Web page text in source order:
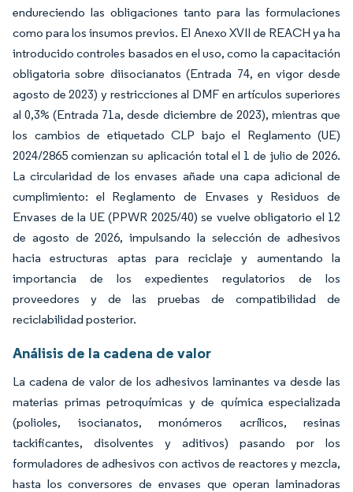
endureciendo las obligaciones tanto para las formulaciones
como para los insumos previos. El Anexo XVII de REACH ya ha
introducido controles basados en el uso, como la capacitación
obligatoria sobre diisocianatos (Entrada 74, en vigor desde
agosto de 2023) y restricciones al DMF en artículos superiores
al 0,3% (Entrada 71a, desde diciembre de 2023), mientras que
los cambios de etiquetado CLP bajo el Reglamento (UE)
2024/2865 comienzan su aplicación total el 1 de julio de 2026.
La circularidad de los envases añade una capa adicional de
cumplimiento: el Reglamento de Envases y Residuos de
Envases de la UE (PPWR 2025/40) se vuelve obligatorio el 12
de agosto de 2026, impulsando la selección de adhesivos
hacia estructuras aptas para reciclaje y aumentando la
importancia de los expedientes regulatorios de los
proveedores y de las pruebas de compatibilidad de
reciclabilidad posterior.
Análisis de la cadena de valor
La cadena de valor de los adhesivos laminantes va desde las
materias primas petroquímicas y de química especializada
(polioles, isocianatos, monómeros acrílicos, resinas
tackificantes, disolventes y aditivos) pasando por los
formuladores de adhesivos con activos de reactores y mezcla,
hasta los conversores de envases que operan laminadoras